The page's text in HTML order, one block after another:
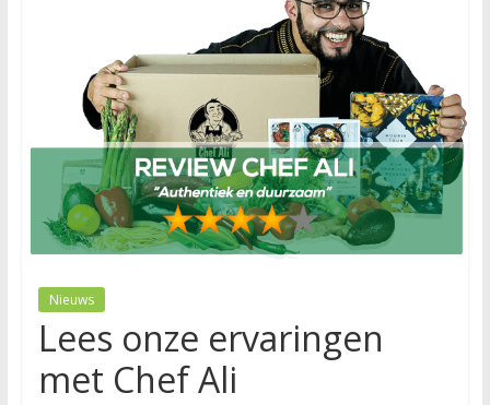
Nieuws
Lees onze ervaringen
met Chef Ali